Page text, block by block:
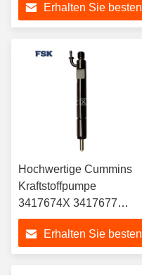
InjektorErhalten Sie besten
Hochwertige Cummins
Kraftstoffpumpe
3417674X 3417677
3090942 QSM11
Erhalten Sie besten